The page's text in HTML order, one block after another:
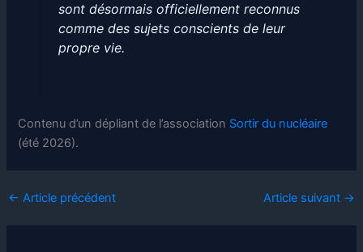
sont désormais officiellement reconnus
comme des sujets conscients de leur
propre vie.
Contenu d’un dépliant de l’association Sortir du nucléaire
(été 2026).
← Article précédent Article suivant →